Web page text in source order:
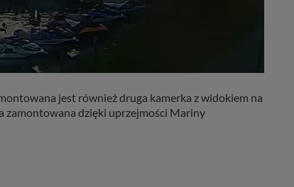
jest również druga kamerka z widokiem na
zamontowana dzięki uprzejmości Mariny